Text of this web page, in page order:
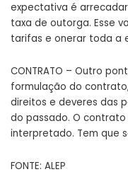
expectativa é arrecadar
taxa de outorga. Esse
tarifas e onerar toda a
CONTRATO – Outro
formulação do
direitos e deveres das
do passado. O
interpretado. Tem que
FONTE: ALEP